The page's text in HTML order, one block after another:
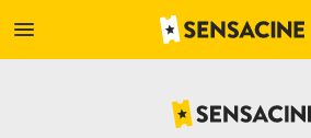
menu